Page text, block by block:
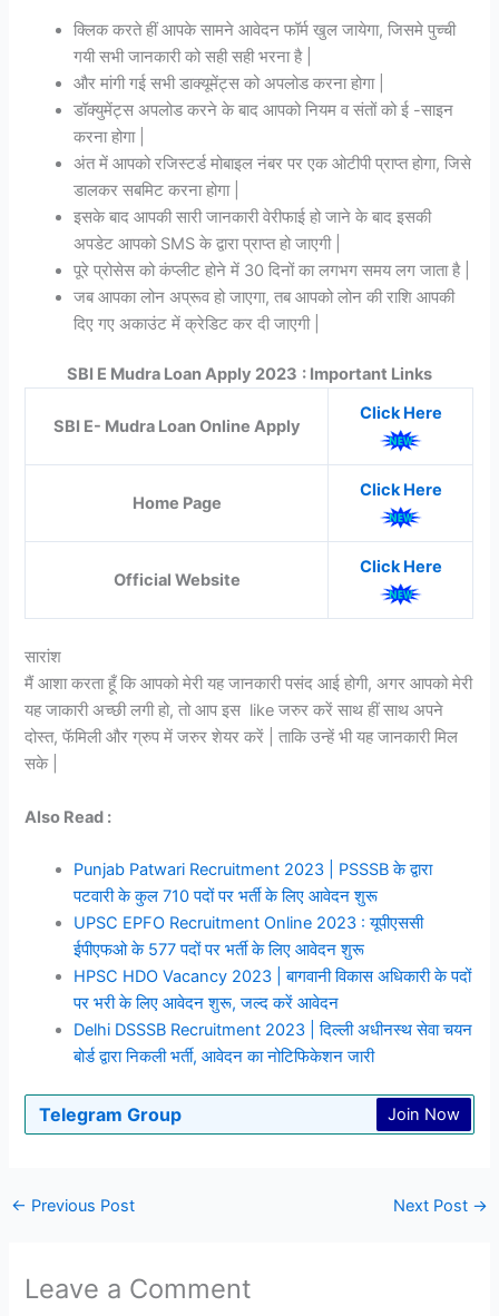
क्लिक करते हीं आपके सामने आवेदन फॉर्म खुल जायेगा, जिसमे पुच्ची
गयी सभी जानकारी को सही सही भरना है |
और मांगी गई सभी डाक्यूमेंट्स को अपलोड करना होगा |
डॉक्युमेंट्स अपलोड करने के बाद आपको नियम व संतों को ई -साइन
करना होगा |
अंत में आपको रजिस्टर्ड मोबाइल नंबर पर एक ओटीपी प्राप्त होगा, जिसे
डालकर सबमिट करना होगा |
इसके बाद आपकी सारी जानकारी वेरीफाई हो जाने के बाद इसकी
अपडेट आपको SMS के द्वारा प्राप्त हो जाएगी |
पूरे प्रोसेस को कंप्लीट होने में 30 दिनों का लगभग समय लग जाता है |
जब आपका लोन अप्रूव हो जाएगा, तब आपको लोन की राशि आपकी
दिए गए अकाउंट में क्रेडिट कर दी जाएगी |
SBI E Mudra Loan Apply 2023 : Important Links
SBI E- Mudra Loan Online Apply
Click Here
Home Page
Click Here
Official Website
Click Here
सारांश
मैं आशा करता हूँ कि आपको मेरी यह जानकारी पसंद आई होगी, अगर आपको मेरी
यह जाकारी अच्छी लगी हो, तो आप इस like जरुर करें साथ हीं साथ अपने
दोस्त, फॅमिली और ग्रुप में जरुर शेयर करें | ताकि उन्हें भी यह जानकारी मिल
सके |
Also Read :
Punjab Patwari Recruitment 2023 | PSSSB के द्वारा
पटवारी के कुल 710 पदों पर भर्ती के लिए आवेदन शुरू
UPSC EPFO Recruitment Online 2023 : यूपीएससी
ईपीएफओ के 577 पदों पर भर्ती के लिए आवेदन शुरू
HPSC HDO Vacancy 2023 | बागवानी विकास अधिकारी के पदों
पर भरी के लिए आवेदन शुरू, जल्द करें आवेदन
Delhi DSSSB Recruitment 2023 | दिल्ली अधीनस्थ सेवा चयन
बोर्ड द्वारा निकली भर्ती, आवेदन का नोटिफिकेशन जारी
Telegram Group Join Now
← Previous Post Next Post →
Leave a Comment